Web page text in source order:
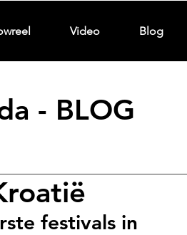
- BLOG
festivals in
Video Blog